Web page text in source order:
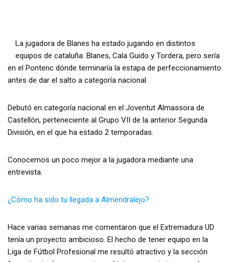
La jugadora de Blanes ha estado jugando en distintos
equipos de cataluña: Blanes, Cala Guido y Tordera, pero sería
en el Pontenc dónde terminaría la estapa de perfeccionamiento
antes de dar el salto a categoría nacional.
Debutó en categoría nacional en el Joventut Almassora de
Castellón, perteneciente al Grupo VII de la anterior Segunda
División, en el que ha estado 2 temporadas.
Conocemos un poco mejor a la jugadora mediante una
entrevista.
¿Cómo ha sido tu llegada a Almendralejo?
Hace varias semanas me comentaron que el Extremadura UD
tenía un proyecto ambicioso. El hecho de tener equipo en la
Liga de Fútbol Profesional me resultó atractivo y la sección